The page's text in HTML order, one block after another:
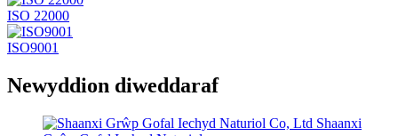
ISO 22000
ISO9001
Newyddion diweddaraf